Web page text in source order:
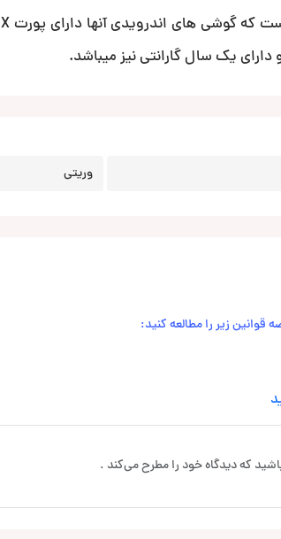
یک سال گارانتی نیز میباشد.
وریتی
قوانین زیر را مطالعه کنید:
که دیدگاه خود را مطرح می‌کند .